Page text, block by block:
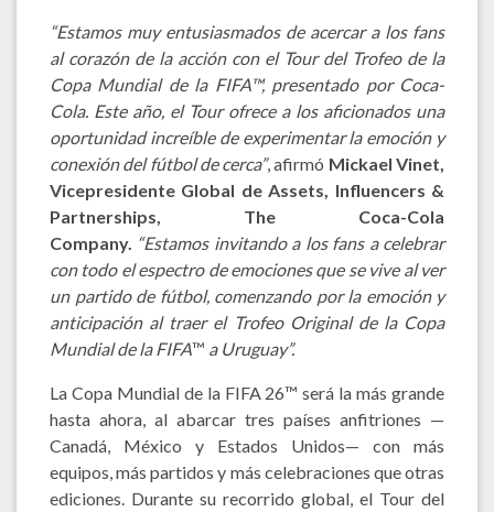
“Estamos muy entusiasmados de acercar a los fans
al corazón de la acción con el Tour del Trofeo de la
Copa Mundial de la FIFA™, presentado por Coca-
Cola. Este año, el Tour ofrece a los aficionados una
oportunidad increíble de experimentar la emoción y
conexión del fútbol de cerca”, afirmó Mickael Vinet,
Vicepresidente Global deAssets, Influencers &
Partnerships, The Coca-Cola
Company. “Estamos invitando a los fans a celebrar
con todo el espectro de emociones que se vive al ver
un partido de fútbol, comenzando por la emoción y
anticipación al traer el Trofeo Original de la Copa
Mundial de la FIFA™ a Uruguay”.
La Copa Mundial de la FIFA 26™ será la más grande
hasta ahora, al abarcar tres países anfitriones —
Canadá, México y Estados Unidos— con más
equipos, más partidos y más celebraciones que otras
ediciones. Durante su recorrido global, el Tour del